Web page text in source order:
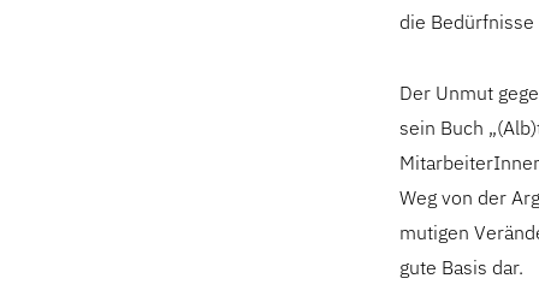
die
Der Unmut
sein Buch
Weg von der
mutigen
gute Basis dar.